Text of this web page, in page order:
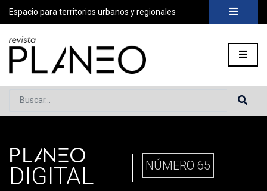
Espacio para territorios urbanos y regionales
Buscar...
PORTADA »PLANEO DIGITAL »PLANEO 65 | CIUDAD
PLANEO
DIGITAL
NÚMERO 65